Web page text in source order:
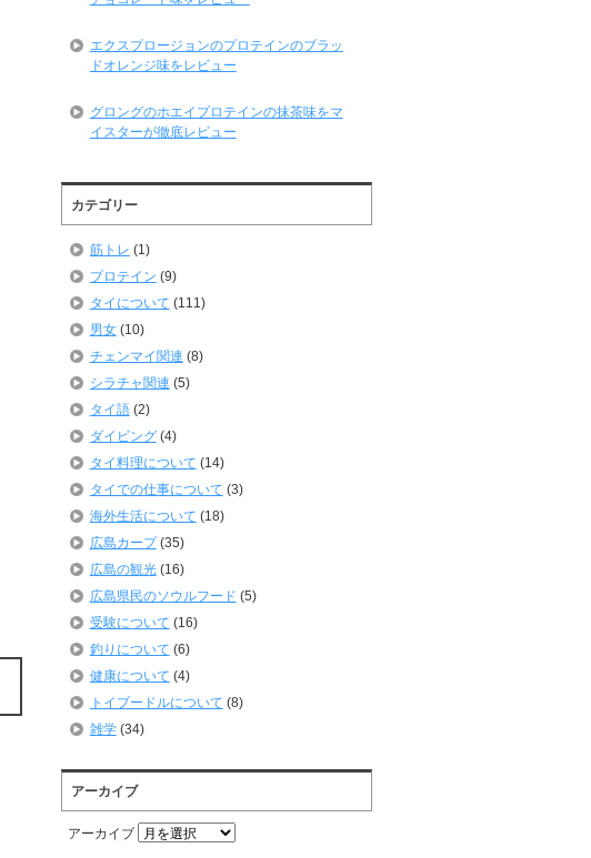
エクスプロージョンのプロテインのブラッ
ドオレンジ味をレビュー
グロングのホエイプロテインの抹茶味をマ
イスターが徹底レビュー
カテゴリー
筋トレ (1)
プロテイン (9)
タイについて (111)
男女(10)
チェンマイ関連 (8)
シラチャ関連 (5)
タイ語(2)
ダイビング(4)
タイ料理について (14)
タイでの仕事について (3)
海外生活について (18)
広島カープ(35)
広島の観光(16)
広島県民のソウルフード (5)
受験について (16)
釣りについて (6)
健康について (4)
トイプードルについて (8)
雑学(34)
アーカイブ
アーカイブ